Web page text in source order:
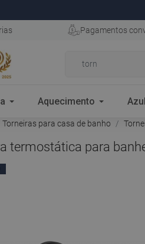
Pagamentos
Aquecimento
Torneiras para casa de banho
termostática para